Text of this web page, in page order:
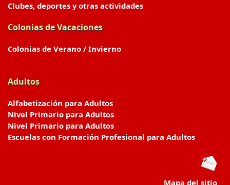
Clubes, deportes y otras actividades
Colonias de Vacaciones
Colonias de Verano / Invierno
Adultos
Alfabetización para Adultos
Nivel Primario para Adultos
Nivel Primario para Adultos
Escuelas con Formación Profesional para Adultos
Mapa del sitio